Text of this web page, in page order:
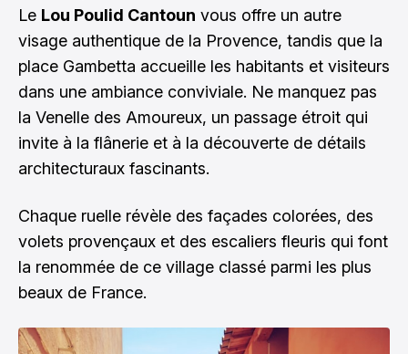
Le Lou Poulid Cantoun vous offre un autre
visage authentique de la Provence, tandis que la
place Gambetta accueille les habitants et visiteurs
dans une ambiance conviviale. Ne manquez pas
la Venelle des Amoureux, un passage étroit qui
invite à la flânerie et à la découverte de détails
architecturaux fascinants.
Chaque ruelle révèle des façades colorées, des
volets provençaux et des escaliers fleuris qui font
la renommée de ce village classé parmi les plus
beaux de France.